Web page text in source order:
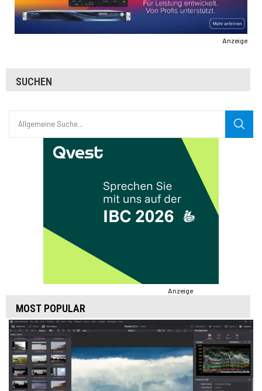
Anzeige
SUCHEN
Anzeige
MOST POPULAR